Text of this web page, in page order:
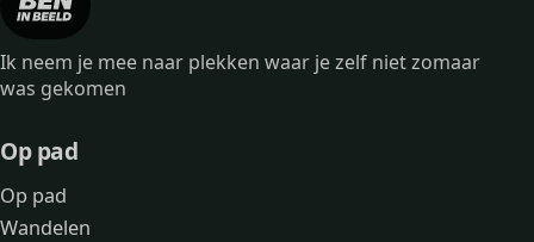
Ik neem je mee naar plekken waar je zelf niet zomaar
was gekomen
Op pad
Op pad
Wandelen